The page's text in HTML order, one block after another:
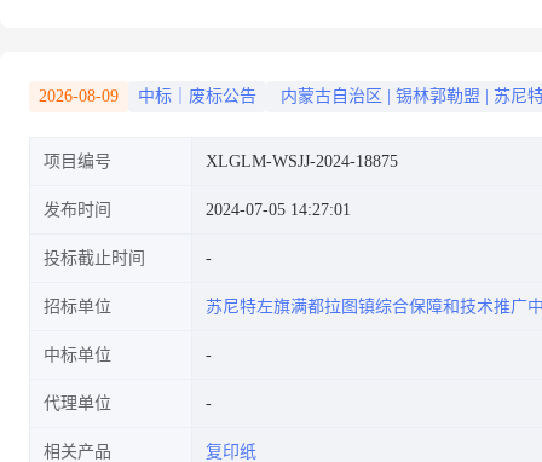
2026-08-09 中标｜废标公告 内蒙古自治区 锡林郭勒盟 苏尼
项目编号 XLGLM-WSJJ-2024-18875
发布时间 2024-07-05 14:27:01
投标截止时间
招标单位 苏尼特左旗满都拉图镇综合保障和技术推广
中标单位
代理单位
相关产品 复印纸